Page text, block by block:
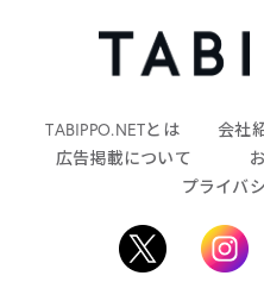
TABIPPO.NETとは 会社
広告掲載について
プライバ